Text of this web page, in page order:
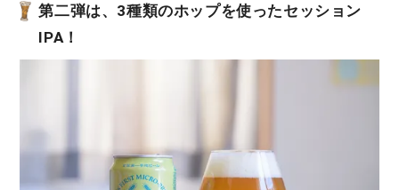
第二弾は、3種類のホップを使ったセッション
IPA！